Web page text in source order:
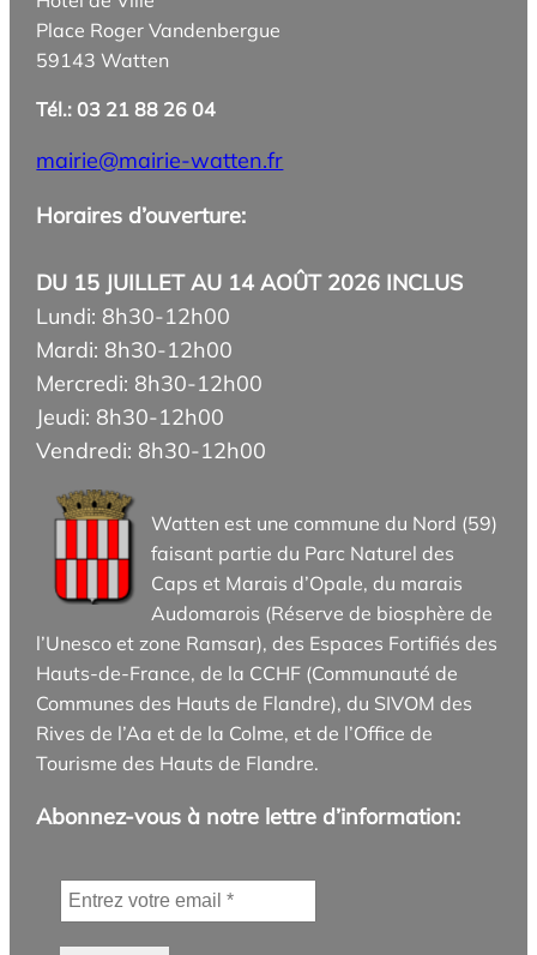
Place Roger Vandenbergue
59143 Watten
Tél.: 03 21 88 26 04
mairie@mairie-watten.fr
Horaires d’ouverture:
DU 15 JUILLET AU 14 AOÛT 2026 INCLUS
Lundi: 8h30-12h00
Mardi: 8h30-12h00
Mercredi: 8h30-12h00
Jeudi: 8h30-12h00
Vendredi: 8h30-12h00
Watten est une commune du Nord (59)
faisant partie du Parc Naturel des
Caps et Marais d’Opale, du marais
Audomarois (Réserve de biosphère de
l’Unesco et zone Ramsar), des Espaces Fortifiés des
Hauts-de-France, de la CCHF (Communauté de
Communes des Hauts de Flandre), du SIVOM des
Rives de l’Aa et de la Colme, et de l’Office de
Tourisme des Hauts de Flandre.
Abonnez-vous à notre lettre d’information: